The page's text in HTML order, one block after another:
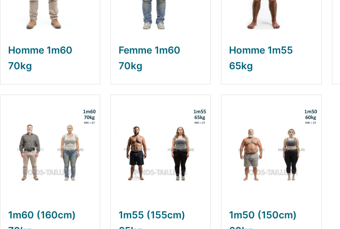
Homme 1m60
70kg
Femme 1m60
70kg
Homme 1m55
65kg
1m60 (160cm)
1m55 (155cm)
1m50 (150cm)